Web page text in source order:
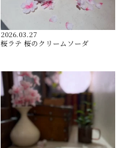
2026.03.27
桜ラテ 桜のクリームソーダ